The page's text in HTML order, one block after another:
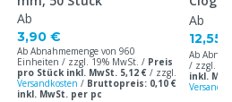
Ab
3,90 €
Ab Abnahmemenge von 960
Einheiten / zzgl. 19% MwSt. / Preis
pro Stück inkl. MwSt. 5,12 € / zzgl.
Versandkosten / Bruttopreis: 0,10 €
inkl. MwSt. per pc
Ab
12,55
Ab
/ zzgl.
inkl.